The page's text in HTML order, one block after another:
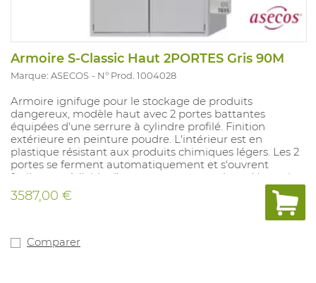
Armoire S-Classic Haut 2PORTES Gris 90M
Marque: ASECOS N° Prod. 1004028
Armoire ignifuge pour le stockage de produits
dangereux, modèle haut avec 2 portes battantes
équipées d'une serrure à cylindre profilé. Finition
extérieure en peinture poudre. L'intérieur est en
plastique résistant aux produits chimiques légers. Les 2
portes se ferment automatiquement et s'ouvrent
facilement à l'aide d'un ressort pneumatique. L'armoire
comprend 3 bacs de rétention en tôle d'acier d'une
capacité de charge de 150 kg et d'une capacité de
collecte de 33 litres, ainsi qu'un bac inférieur en tôle
ouvertures d'admission et d'évacuation sont situées en
3587,00 €
Comparer